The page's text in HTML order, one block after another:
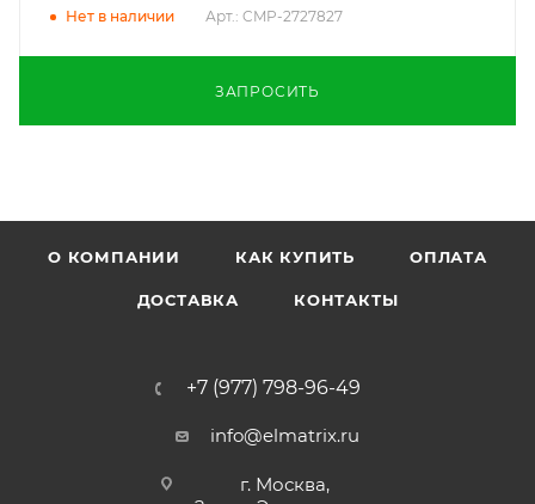
Нет в наличии Арт.: CMP-2727827
ЗАПРОСИТЬ
О КОМПАНИИ КАК КУПИТЬ ОПЛАТА
ДОСТАВКА КОНТАКТЫ
+7 (977) 798-96-49
info@elmatrix.ru
г. Москва,